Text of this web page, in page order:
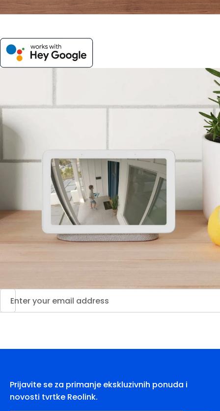
Prijavite se za primanje ekskluzivnih ponuda i
novosti tvrtke Reolink.